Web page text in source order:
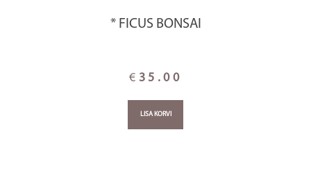
* FICUS BONSAI
€ 35.00
LISA KORVI